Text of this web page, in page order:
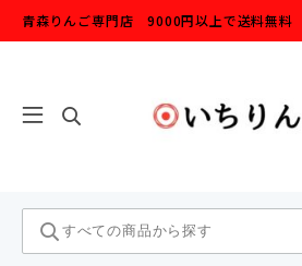
青森りんご専門店 9000円以上で送料無料